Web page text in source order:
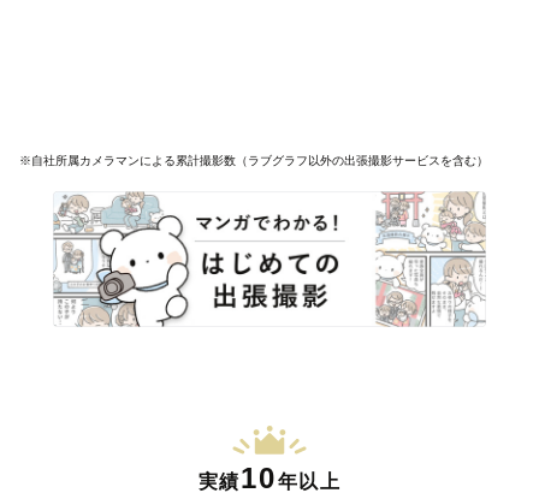
※自社所属カメラマンによる累計撮影数（ラブグラフ以外の出張撮影サービスを含む）
実績10年以上